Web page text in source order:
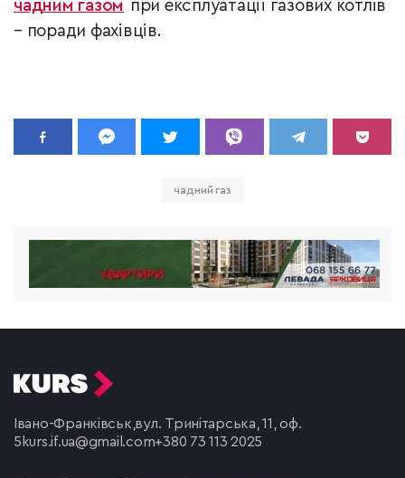
чадним газом при експлуатації газових котлів
– поради фахівців.
чадний газ
Івано-Франківськ,вул. Тринітарська, 11, оф.
5 kurs.if.ua@gmail.com+380 73 113 2025